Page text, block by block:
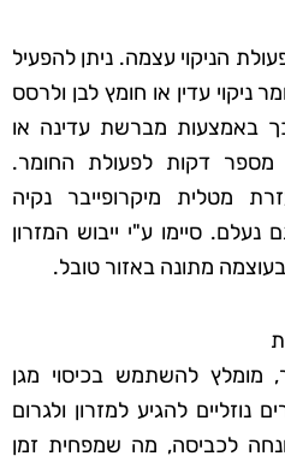
הניקוי עצמה. ניתן להפעיל
עדין או חומץ לבן ולרסס
באמצעות מברשת עדינה או
מספר דקות לפעולת החומר.
מטלית מיקרופייבר נקיה
סיימו ע"י ייבוש המזרון
בעוצמה מתונה באזור טובל.
מומלץ להשתמש בכיסוי מגן
נוזליים להגיע למזרון ולגרום
לכביסה, מה שמפחית זמן